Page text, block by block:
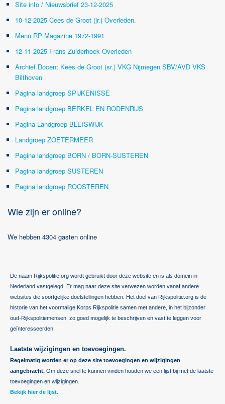
Site info / Nieuwsbrief 23-12-2025
10-12-2025 Cees de Groot (jr.) Overleden.
Menu RP Magazine 1972-1991
12-11-2025 Frans Zuiderhoek Overleden
Archief Docent Kees de Groot (sr.) VKG Nijmegen SBV/AVD VKS
Bilthoven
Pagina landgroep SPIJKENISSE
Pagina landgroep BERKEL EN RODENRIJS
Pagina Landgroep BLEISWIJK
Landgroep ZOETERMEER
Pagina landgroep BORN / BORN-SUSTEREN
Pagina landgroep SUSTEREN
Pagina landgroep ROOSTEREN
Wie zijn er online?
We hebben 4304 gasten online
De naam Rijkspolitie.org wordt gebruikt door deze website en is als domein in
Nederland vastgelegd. Er mag naar deze site verwezen worden vanaf andere
websites die soortgelijke doelstellingen hebben. Het doel van Rijkspolitie.org is de
historie van het voormalige Korps Rijkspolitie samen met andere, in het bijzonder
oud-Rijkspolitiemensen, zo goed mogelijk te beschrijven en vast te leggen voor
geïnteresseerden.
Laatste wijzigingen en toevoegingen.
Regelmatig worden er op deze site toevoegingen en wijzigingen
aangebracht. Om deze snel te kunnen vinden houden we een lijst bij met de laatste
toevoegingen en wijzigingen.
Bekijk hier de lijst.